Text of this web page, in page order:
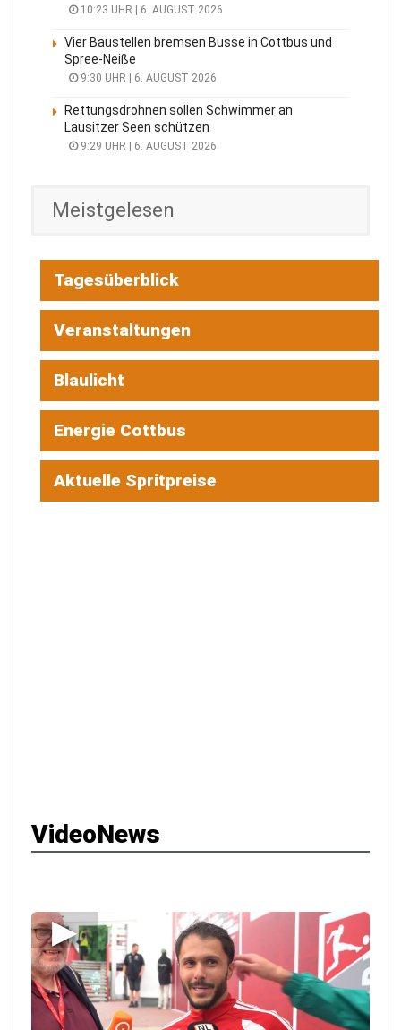
10:23 UHR | 6. AUGUST 2026
Vier Baustellen bremsen Busse in Cottbus und
Spree-Neiße
9:30 UHR | 6. AUGUST 2026
Rettungsdrohnen sollen Schwimmer an
Lausitzer Seen schützen
9:29 UHR | 6. AUGUST 2026
Meistgelesen
Tagesüberblick
Veranstaltungen
Blaulicht
Energie Cottbus
Aktuelle Spritpreise
VideoNews
▶